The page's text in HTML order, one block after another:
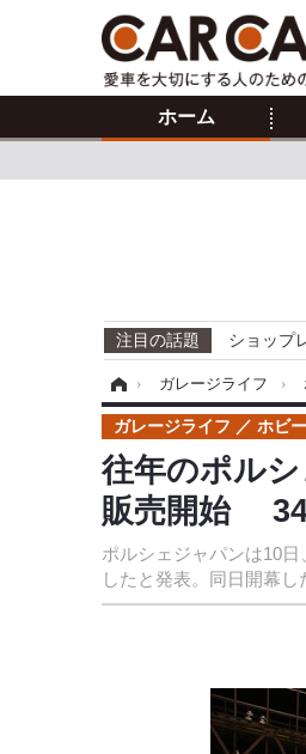
ホーム
注目の話題 ショップ
› ガレージライフ ›
往年のポル
販売開始 34
ポルシェジャパンは10
したと発表。同日開幕し
ガレージライフ ホビー